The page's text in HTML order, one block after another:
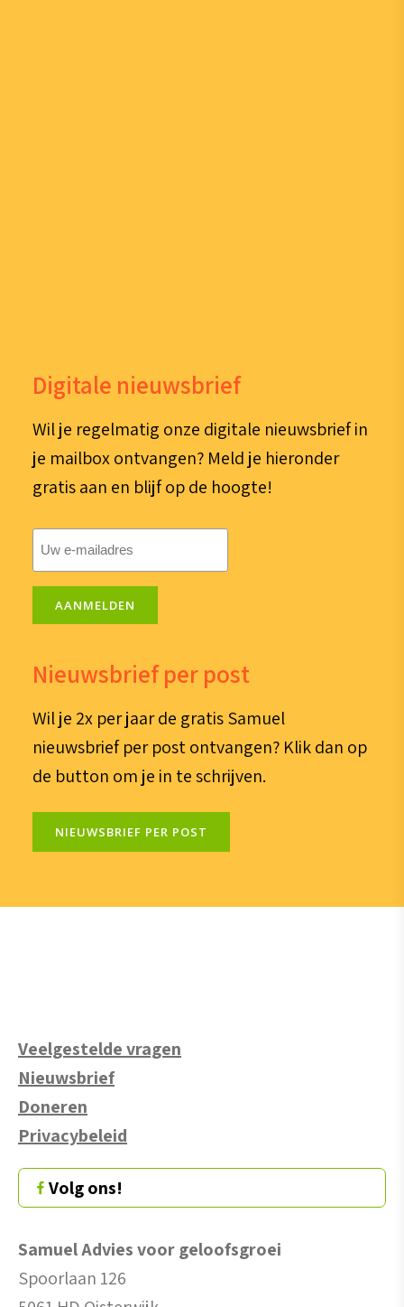
Digitale nieuwsbrief
Wil je regelmatig onze digitale nieuwsbrief in
je mailbox ontvangen? Meld je hieronder
gratis aan en blijf op de hoogte!
AANMELDEN
Nieuwsbrief per post
Wil je 2x per jaar de gratis Samuel
nieuwsbrief per post ontvangen? Klik dan op
de button om je in te schrijven.
NIEUWSBRIEF PER POST
Veelgestelde vragen
Nieuwsbrief
Doneren
Privacybeleid
Volg ons!
Samuel Advies voor geloofsgroei
Spoorlaan 126